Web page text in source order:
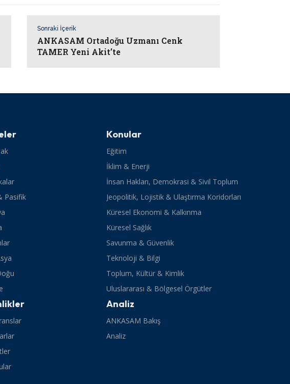
Sonraki İçerik
ANKASAM Ortadoğu Uzmanı Cenk
TAMER Yeni Akit’te
Pasifik
Konular
Eğitim
İklim & Enerji
İnsan Hakları, Demokrasi & Sivil Toplum
Jeopolitik, Lojistik & Ulaştırma Koridorları
Küresel Ekonomi & Kalkınma
Küresel Sağlık
Savunma & Güvenlik
Teknoloji & Bilgi
Toplum, Kültür & Kimlik
Uluslararası & Bölgesel Örgütler
Analiz
ANKASAM Bakış
Analiz